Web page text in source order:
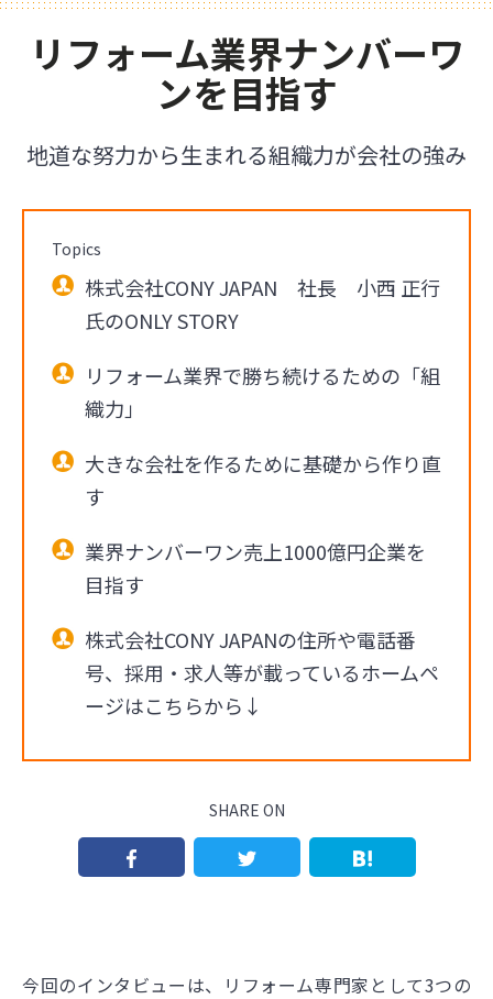
リフォーム業界ナンバーワ
ンを目指す
地道な努力から生まれる組織力が会社の強み
Topics
株式会社CONY JAPAN 社長 小西 正行
氏のONLY STORY
リフォーム業界で勝ち続けるための「組
織力」
大きな会社を作るために基礎から作り直
す
業界ナンバーワン売上1000億円企業を
目指す
株式会社CONY JAPANの住所や電話番
号、採用・求人等が載っているホームペ
ージはこちらから↓
SHARE ON
今回のインタビューは、リフォーム専門家として3つの